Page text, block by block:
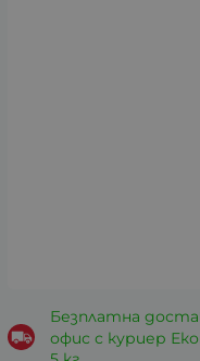
Безплатна
офис с куриер